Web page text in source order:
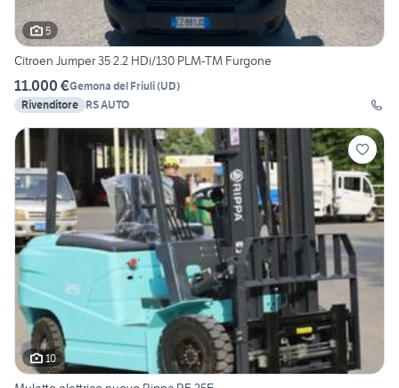
5
Citroen Jumper 35 2.2 HDi/130 PLM-TM Furgone
11.000 €Gemona del Friuli(UD)
Rivenditore RS AUTO
10